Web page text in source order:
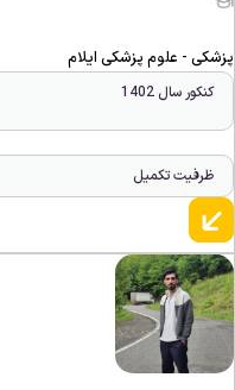
- علوم پزشکی ایلام
کنکور سال 1402
ظرفیت تکمیل